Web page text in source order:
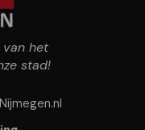
het
stad!